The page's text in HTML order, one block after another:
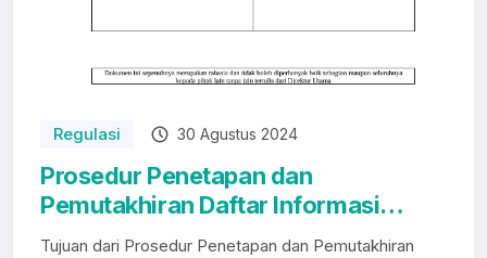
Regulasi 30 Agustus 2024
Prosedur Penetapan dan
Pemutakhiran Daftar Informasi
Publik (DIP)
Tujuan dari Prosedur Penetapan dan Pemutakhiran